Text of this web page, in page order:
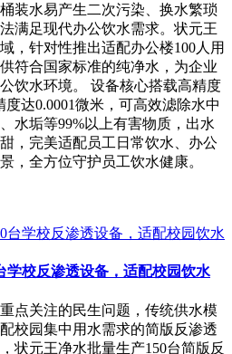
装水易产生二次污染、换水繁琐
满足现代办公饮水需求。状元王
，针对性推出适配办公楼100人用
符合国家标准的纯净水，为企业
饮水环境。 设备核心搭载高精度
达0.0001微米，可高效滤除水中
水垢等99%以上有害物质，出水
，完美适配员工日常饮水、办公
，全方位守护员工饮水健康。
学校反渗透设备，适配校园饮水
点关注的民生问题，传统供水模
校园集中用水需求的简版反渗透
状元王净水批量生产150台简版反